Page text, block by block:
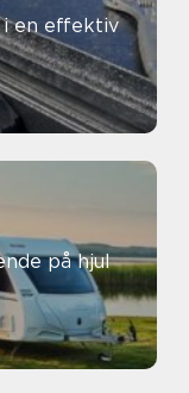
på hjul